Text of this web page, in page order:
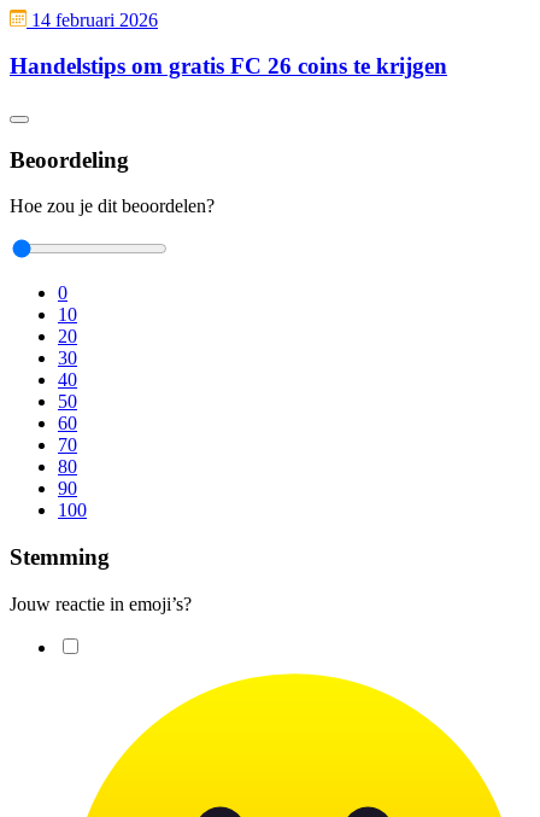
14 februari 2026
Handelstips om gratis FC 26 coins te krijgen
Beoordeling
Hoe zou je dit beoordelen?
0
10
20
30
40
50
60
70
80
90
100
Stemming
Jouw reactie in emoji’s?